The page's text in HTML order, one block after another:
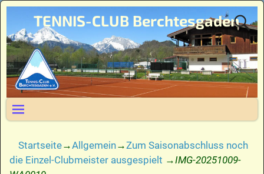
TENNIS-CLUB Berchtesgaden
Startseite→Allgemein→Zum Saisonabschluss noch
die Einzel-Clubmeister ausgespielt →IMG-20251009-